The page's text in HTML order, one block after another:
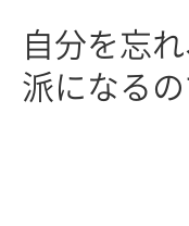
自分を忘
派になるの